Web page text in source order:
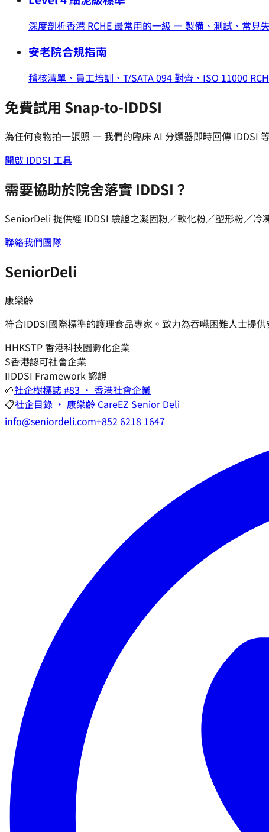
深度剖析香港 RCHE 最常用的一級 — 製備、測試、常見
安老院合規指南
稽核清單、員工培訓、T/SATA 094 對齊、ISO 11000
免費試用 Snap-to-IDDSI
為任何食物拍一張照 — 我們的臨床 AI 分類器即時回傳 IDDSI
開啟 IDDSI 工具
需要協助於院舍落實 IDDSI？
SeniorDeli 提供經 IDDSI 驗證之凝固粉／軟化粉／塑形粉／冷
聯絡我們團隊
SeniorDeli
康樂齡
符合IDDSI國際標準的護理食品專家。致力為吞嚥困難人士提
HHKSTP 香港科技園孵化企業
S香港認可社會企業
IIDDSI Framework 認證
🌱社企樹標誌 #83 · 香港社會企業
📋社企目錄 · 康樂齡 CareEZ Senior Deli
info@seniordeli.com+852 6218 1647